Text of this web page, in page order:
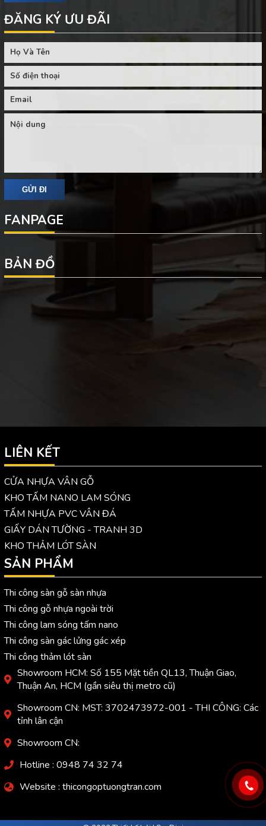
ĐĂNG KÝ ƯU ĐÃI
FANPAGE
BẢN ĐỒ
LIÊN KẾT
CỬA NHỰA VÂN GỖ
KHO TẤM NANO LAM SÓNG
TẤM NHỰA PVC VÂN ĐÁ
GIẤY DÁN TƯỜNG - TRANH 3D
KHO THẢM LÓT SÀN
SẢN PHẨM
Thi công sàn gỗ sàn nhựa
Thi công gỗ nhựa ngoài trời
Thi công lam sóng tấm nano
Thi công sàn gác lửng gác xép
Thi công thảm lót sàn
Showroom HCM: Số 155 Mặt tiền QL13, Thuận Giao,
Thuận An, HCM (gần siêu thị metro cũ)
Showroom CN: MST: 3702473972-001 - THI CÔNG: Các
tỉnh lân cận
Showroom CN:
Hotline : 0948 74 32 74
Website : thicongoptuongtran.com